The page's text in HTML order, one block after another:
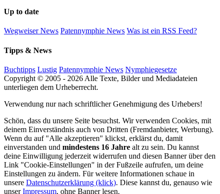
Up to date
Wegweiser News Patennymphie News Was ist ein RSS Feed?
Tipps & News
Buchtipps Lustig Patennymphie News Nymphiegesetze
Copyright © 2005 - 2026 Alle Texte, Bilder und Mediadateien
unterliegen dem Urheberrecht.
Verwendung nur nach schriftlicher Genehmigung des Urhebers!
Schön, dass du unsere Seite besuchst. Wir verwenden Cookies, mit
deinem Einverständnis auch von Dritten (Fremdanbieter, Werbung).
Wenn du auf "Alle akzeptieren" klickst, erklärst du, damit
einverstanden und mindestens 16 Jahre alt zu sein. Du kannst
deine Einwilligung jederzeit widerrufen und diesen Banner über den
Link "Cookie-Einstellungen" in der Fußzeile aufrufen, um deine
Einstellungen zu ändern. Für weitere Informationen schaue in
unsere Datenschutzerklärung (klick). Diese kannst du, genauso wie
unserImpressum, ohne Banner lesen.